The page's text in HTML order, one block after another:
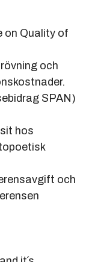
Quality of
och
SPAN)
hos
och